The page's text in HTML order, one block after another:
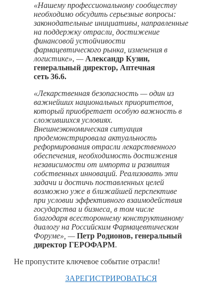
«Нашему профессиональному сообществу
необходимо обсудить серьезные вопросы:
законодательные инициативы, направленные
на поддержку отрасли, достижение
финансовой устойчивости
фармацевтического рынка, изменения в
логистике», — Александр Кузин,
генеральный директор, Аптечная
сеть 36.6.
«Лекарственная безопасность — один из
важнейших национальных приоритетов,
который приобретает особую важность в
сложившихся условиях.
Внешнеэкономическая ситуация
продемонстрировала актуальность
реформирования отрасли лекарственного
обеспечения, необходимость достижения
независимости от импорта и развития
собственных инноваций. Реализовать эти
задачи и достичь поставленных целей
возможно уже в ближайшей перспективе
при условии эффективного взаимодействия
государства и бизнеса, в том числе
благодаря всестороннему конструктивному
диалогу на Российским Фармацевтическом
Форуме», — Петр Родионов, генеральный
директор ГЕРОФАРМ.
Не пропустите ключевое событие отрасли!
ЗАРЕГИСТРИРОВАТЬСЯ